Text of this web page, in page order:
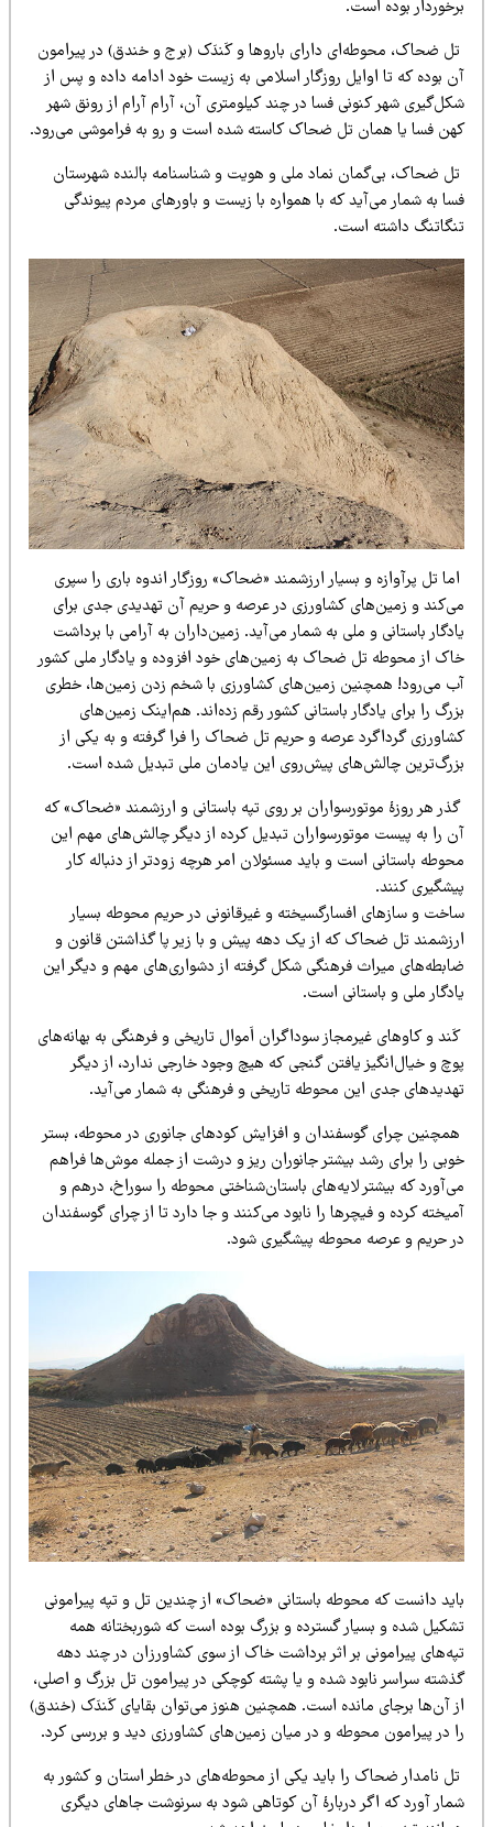
بوده است.
ضحاک، محوطه‌ای دارای باروها و کَندَک (برج و خندق) در پیرامون
بوده که تا اوایل روزگار اسلامی به زیست خود ادامه داده و پس از
شهر کنونی فسا در چند کیلومتری آن، آرام آرام از رونق شهر
فسا یا همان تل ضحاک کاسته شده است و رو به فراموشی می‌رود.
ضحاک، بی‌گمان نماد ملی و هویت و شناسنامه بالنده شهرستان
به شمار می‌آید که با همواره با زیست و باورهای مردم پیوندگی
داشته است.
تل پرآوازه و بسیار ارزشمند «ضحاک» روزگار اندوه باری را سپری
و زمین‌های کشاورزی در عرصه و حریم آن تهدیدی جدی برای
باستانی و ملی به شمار می‌آید. زمین‌داران به آرامی با برداشت
از محوطه تل ضحاک به زمین‌های خود افزوده و یادگار ملی کشور
می‌رود! همچنین زمین‌های کشاورزی با شخم زدن زمین‌ها، خطری
را برای یادگار باستانی کشور رقم زده‌اند. هم‌اینک زمین‌های
گرداگرد عرصه و حریم تل ضحاک را فرا گرفته و به یکی از
چالش‌های پیش‌روی این یادمان ملی تبدیل شده است.
هر روزۀ موتورسواران بر روی تپه باستانی و ارزشمند «ضحاک» که
را به پیست موتورسواران تبدیل کرده از دیگر چالش‌های مهم این
باستانی است و باید مسئولان امر هرچه زودتر از دنباله کار
کنند.
و سازهای افسارگسیخته و غیرقانونی در حریم محوطه بسیار
تل ضحاک که از یک دهه پیش و با زیر پا گذاشتن قانون و
میراث فرهنگی شکل گرفته از دشواری‌های مهم و دیگر این
ملی و باستانی است.
و کاوهای غیرمجاز سوداگران اَموال تاریخی و فرهنگی به بهانه‌های
و خیال‌انگیز یافتن گنجی که هیچ وجود خارجی ندارد، از دیگر
جدی این محوطه تاریخی و فرهنگی به شمار می‌آید.
چرای گوسفندان و افزایش کودهای جانوری در محوطه، بستر
را برای رشد بیشتر جانوران ریز و درشت از جمله موش‌ها فراهم
که بیشتر لایه‌های باستان‌شناختی محوطه را سوراخ، درهم و
کرده و فیچرها را نابود می‌کنند و جا دارد تا از چرای گوسفندان
حریم و عرصه محوطه پیشگیری شود.
دانست که محوطه باستانی «ضحاک» از چندین تل و تپه پیرامونی
شده و بسیار گسترده و بزرگ بوده است که شوربختانه همه
پیرامونی بر اثر برداشت خاک از سوی کشاورزان در چند دهه
سراسر نابود شده و یا پشته کوچکی در پیرامون تل بزرگ و اصلی،
آن‌ها برجای مانده است. همچنین هنوز می‌توان بقایای کَندَک (خندق)
در پیرامون محوطه و در میان زمین‌های کشاورزی دید و بررسی کرد.
نامدار ضحاک را باید یکی از محوطه‌های در خطر استان و کشور به
آورد که اگر دربارۀ آن کوتاهی شود به سرنوشت جاهای دیگری